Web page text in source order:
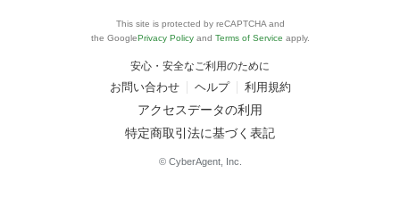
This site is protected by reCAPTCHA and
the GooglePrivacy Policy and Terms of Service apply.
安心・安全なご利用のために
お問い合わせ ヘルプ 利用規約
アクセスデータの利用
特定商取引法に基づく表記
© CyberAgent, Inc.